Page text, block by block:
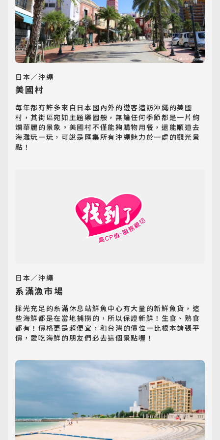
日本／沖繩
美國村
每年都有許多來自日本國內外的遊客造訪沖繩的美國
村，其街區宛如主題樂園般，無論任何季節都是一片絢
爛華麗的景象。美國村不僅能夠購物用餐，還能順道去
海灘玩一玩，可說是匯集所有沖繩魅力於一處的觀光景
點！
日本／沖繩
系滿漁市場
採光充足的糸滿休息站鮮魚中心有大量的新鮮魚貨，這
些海鮮都是在當地捕撈的，所以保證新鮮！生食、熟食
都有！價格更是超便宜，和台灣的價位一比根本誇張平
價，愛吃海鮮的朋友們必去這個景點喔！